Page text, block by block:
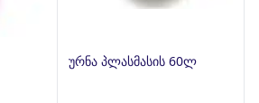
ურნა პლასმასის 60ლ